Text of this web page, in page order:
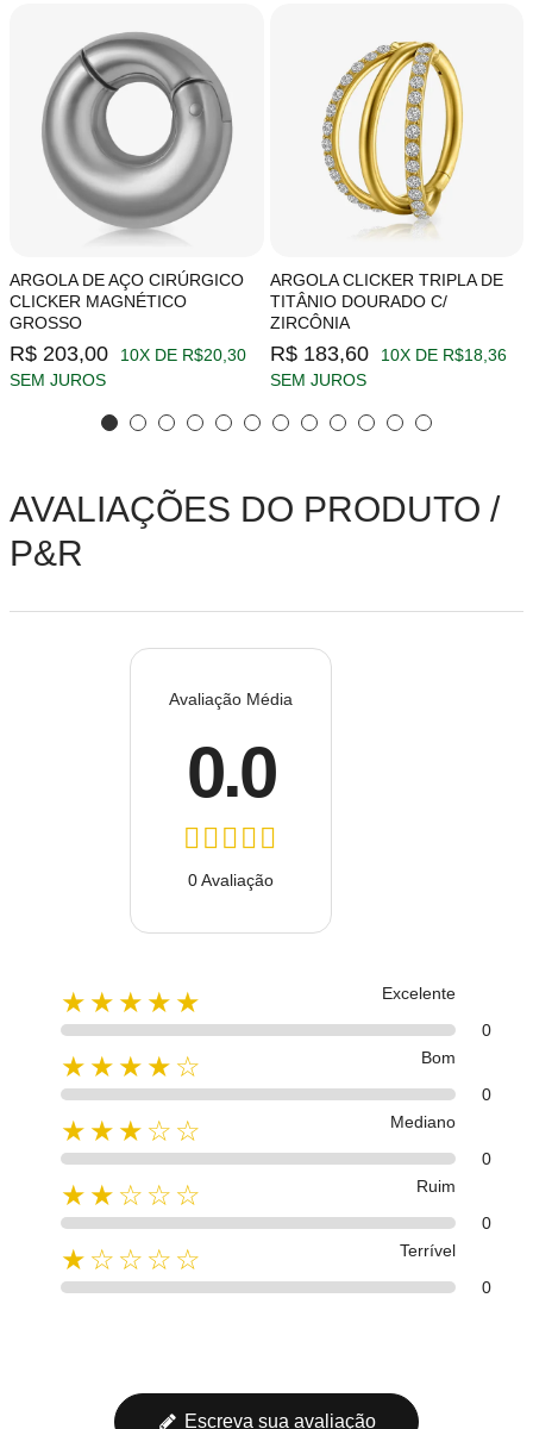
ARGOLA DE AÇO CIRÚRGICO
CLICKER MAGNÉTICO
GROSSO
R$ 203,00
10X DE R$20,30
SEM JUROS
ARGOLA CLICKER TRIPLA DE
TITÂNIO DOURADO C/
ZIRCÔNIA
R$ 183,60
10X DE R$18,36
SEM JUROS
AVALIAÇÕES DO PRODUTO /
P&R
Avaliação Média
0.0
0 Avaliação
★★★★★
Excelente
0
★★★★☆
Bom
0
★★★☆☆
Mediano
0
★★☆☆☆
Ruim
0
★☆☆☆☆
Terrível
0
Escreva sua avaliação